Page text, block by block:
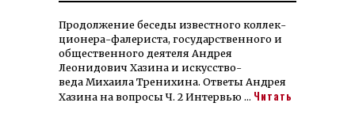
Продолжение беседы известного кол­лек­
цио­­нера-фа­лерис­та, госу­дар­ствен­­ного и
общест­венного деятеля Андрея
Леонидович Хазина и искус­ство­
веда Михаила Тренихина. Ответы Андрея
Хазина на вопросы Ч. 2 Интервью … Читать